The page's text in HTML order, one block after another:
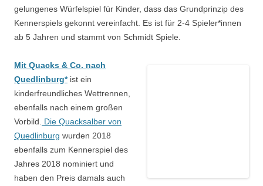
gelungenes Würfelspiel für Kinder, dass das Grundprinzip des
Kennerspiels gekonnt vereinfacht. Es ist für 2-4 Spieler*innen
ab 5 Jahren und stammt von Schmidt Spiele.
Mit Quacks & Co. nach
Quedlinburg*ist ein
kinderfreundliches Wettrennen,
ebenfalls nach einem großen
Vorbild.
Die Quacksalber von
Quedlinburg wurden 2018
ebenfalls zum Kennerspiel des
Jahres 2018 nominiert und
haben den Preis damals auch